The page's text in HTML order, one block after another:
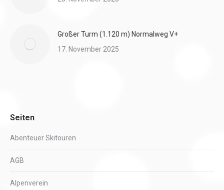
Großer Turm (1.120 m) Normalweg V+
17. November 2025
Seiten
Abenteuer Skitouren
AGB
Alpenverein